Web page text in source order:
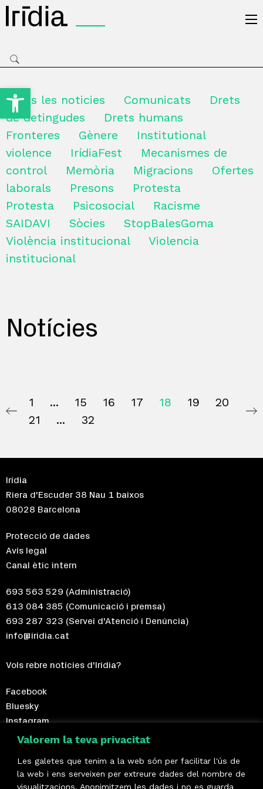
Obre la barra d'eines
Valorem la teva privacitat
Les galetes que tenim a la web són per facilitar l'ús de
la web i ens serveixen per extreure dades del nombre de
visualitzacions. Anonimitzem les dades i no es guarda
Totes les noticies Comunicats
Drets
de detingudes
Drets humans
Fronteres
Gènere
Institutional
violence
IrídiaFest
Mecanismes de
control
Memòria Migracions
Ofertes
laborals
Presons
Protesta
Protesta
Psicosocial
Racisme
SAIDAVI
Sòcies
StopBalesGoma
Violència institucional
Violencia
institucional
Notícies
1 15 16 17 18 19
20
21
32
Irídia
Riera d'Escuder 38 Nau 1 baixos
08028 Barcelona
Protecció de dades
Avís legal
Canal ètic intern
693 563 529 (Administració)
613 084 385 (Comunicació i premsa)
693 287 323 (Servei d'Atenció i Denúncia)
info@iridia.cat
Vols rebre notícies d'Irídia?
Facebook
Bluesky
Instagram
Telegram
Fes-te sòcia!